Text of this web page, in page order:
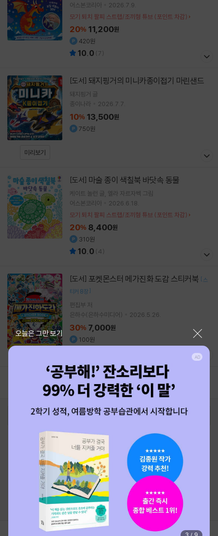
어스본코리아
2026.7.9.
모기 퇴치 팔찌 스트랩/조끼형 튜브 (포인트 차감)
20% 11,200원
420원
10.0 (7)
미리보기
[도서] 돼지핑거의 미니카종이접기 마린샌드
돼지핑거 글
종이나라
2026.7.7.
10% 13,500원
750원
[도서] 마술 종이 색칠북 바닷속 동물
케이트 놀런 글 엘라 자르자벡 그림
어스본코리아
2026.6.18.
모기 퇴치 팔찌 스트랩/조끼형 튜브 (포인트 차감)
20% 8,400원
310원
10.0 (4)
[도서] 포켓몬스터 메가진화 도감 스티커북 [ 스
티커 8장 ]
편집부 저
은하수(은하수미디어)
2026.5.26.
30% 7,000원
100원
1
오늘은 그만 보기
로그인 최근 본 상품 주문/배송
고객센터 1544-3800 티켓 1544-6399
중고샵 1566-4295
eBook 1:1문의/채팅상담
예스이십사(주) 사업자 정보
이용약관
개인정보처리방침
청소년보호정책
PC버전
회사소개
거래처관계자께
도서홍보
광고
Copyright © YES24 Corp. All Rights Reserved.